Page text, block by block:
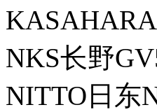
NKS长野
NITTO日东